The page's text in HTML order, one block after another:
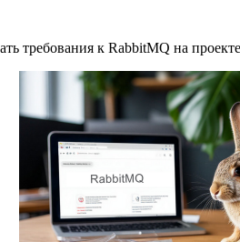
требования к RabbitMQ на